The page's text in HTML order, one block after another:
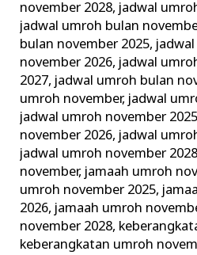
november 2028, jadwal
jadwal umroh bulan
bulan november 2025,
november 2026, jadwal
2027, jadwal umroh bulan
umroh november, jadwal
jadwal umroh november
november 2026, jadwal
jadwal umroh november
november, jamaah umroh
umroh november 2025,
2026, jamaah umroh
november 2028,
keberangkatan umroh